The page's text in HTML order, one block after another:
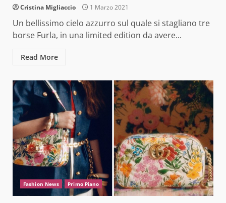
Cristina Migliaccio 1 Marzo 2021
Un bellissimo cielo azzurro sul quale si stagliano tre
borse Furla, in una limited edition da avere...
Read More
Fashion News Primo Piano